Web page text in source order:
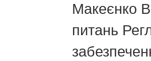
Макеєнко
питань